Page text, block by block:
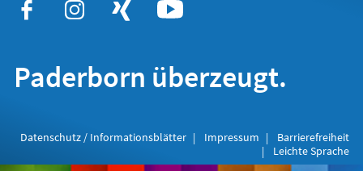
Paderborn überzeugt.
Datenschutz / Informationsblätter Impressum
Barrierefreiheit
Leichte Sprache